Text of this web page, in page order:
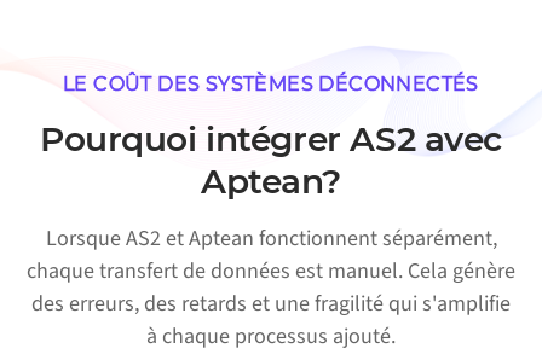
LE COÛT DES SYSTÈMES DÉCONNECTÉS
Pourquoi intégrer AS2 avec
Aptean?
Lorsque AS2 et Aptean fonctionnent séparément,
chaque transfert de données est manuel. Cela génère
des erreurs, des retards et une fragilité qui s'amplifie
à chaque processus ajouté.